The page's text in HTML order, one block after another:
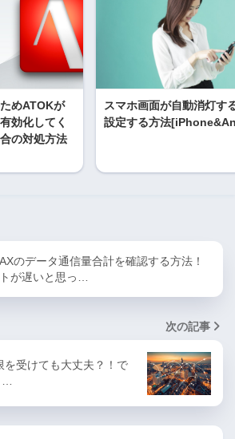
めATOKが
効化してく
の対処方法
スマホ画面が自動消灯す
設定する方法
のデータ通信量合計を確認する方法！
が遅いと思っ…
次の記事
を受けても大丈夫？！で
…